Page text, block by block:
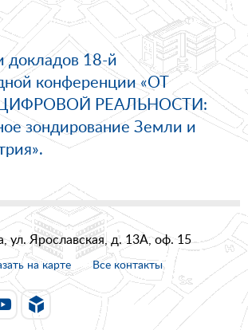
докладов 18-й
конференции «ОТ
РЕАЛЬНОСТИ:
зондирование Земли и
ул. Ярославская, д. 13А, оф. 15
на карте Все контакты